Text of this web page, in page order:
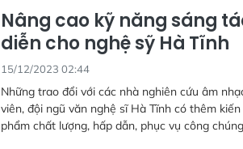
Nâng cao kỹ năng sáng
diễn cho nghệ sỹ Hà Tĩnh
15/12/2023 02:44
Những trao đổi với các nhà nghiên cứu âm
viên, đội ngũ văn nghệ sĩ Hà Tĩnh có thêm
phẩm chất lượng, hấp dẫn, phục vụ công